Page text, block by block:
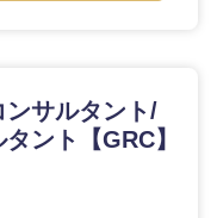
サルタント/
ント【GRC】